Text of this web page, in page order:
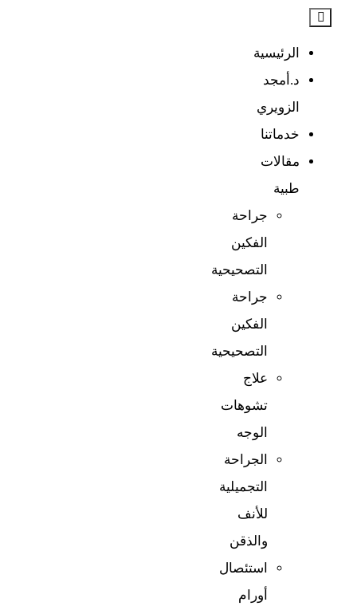
الرئيسية
د.أمجد
الزويري
خدماتنا
مقالات
طبية​
جراحة
الفكين
التصحيحية
جراحة
الفكين
التصحيحية
علاج
تشوهات
الوجه
الجراحة
التجميلية
للأنف
والذقن
استئصال
أورام